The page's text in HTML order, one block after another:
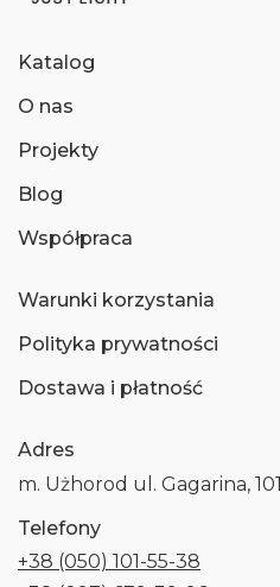
Katalog
O nas
Projekty
Blog
Współpraca
Warunki korzystania
Polityka prywatności
Dostawa i płatność
Adres
m. Użhorod ul. Gagarina, 101
Telefony
+38 (050) 101-55-38